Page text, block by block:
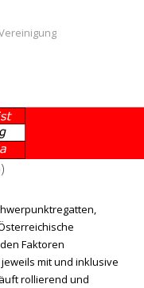
Faktoren
mit und inklusive
rollierend und